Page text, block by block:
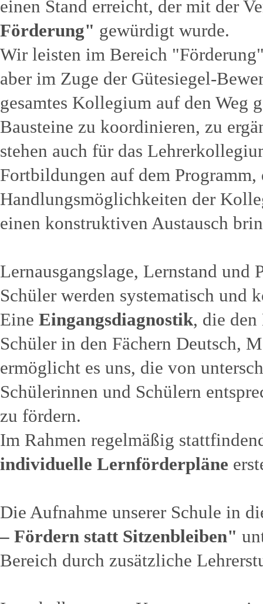
einen Stand erreicht, der mit der
Förderung" gewürdigt wurde.
Wir leisten im Bereich
aber im Zuge der Gütesiegel-
gesamtes Kollegium auf den Weg
Bausteine zu koordinieren, zu
stehen auch für das
Fortbildungen auf dem
Handlungsmöglichkeiten der
einen konstruktiven Austausch
Lernausgangslage, Lernstand und
Schüler werden systematisch
Eine Eingangsdiagnostik, die den
Schüler in den Fächern Deutsch,
ermöglicht es uns, die von
Schülerinnen und Schülern
zu fördern.
Im Rahmen regelmäßig
individuelle Lernförderpläne
Die Aufnahme unserer Schule in
– Fördern statt Sitzenbleiben"
Bereich durch zusätzliche